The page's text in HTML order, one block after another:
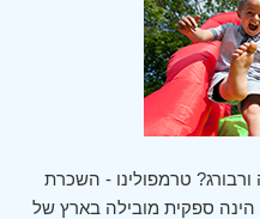
טרמפולינו - השכרת
הינה ספקית מובילה בארץ של